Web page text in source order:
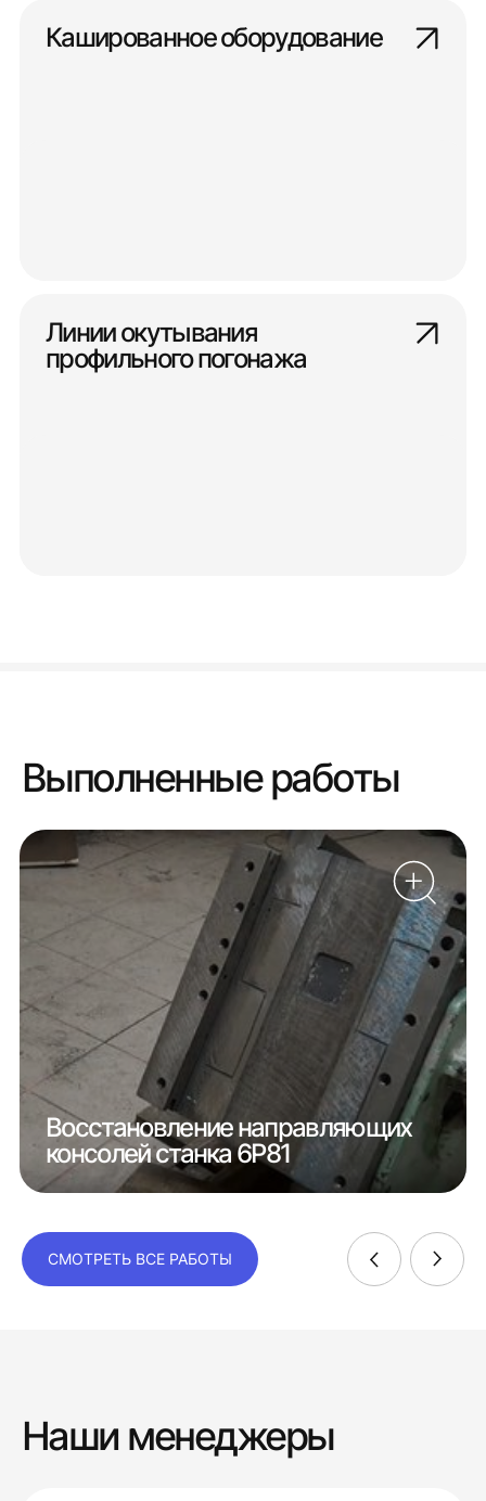
Кашированное оборудование
Линии окутывания
профильного погонажа
Выполненные работы
Восстановление направляющих
консолей станка 6Р81
СМОТРЕТЬ ВСЕ РАБОТЫ
Наши менеджеры